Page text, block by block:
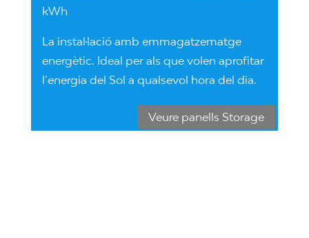
kWh
La instal·lació amb emmagatzematge
energètic. Ideal per als que volen aprofitar
l’energia del Sol a qualsevol hora del dia.
Veure panells Storage